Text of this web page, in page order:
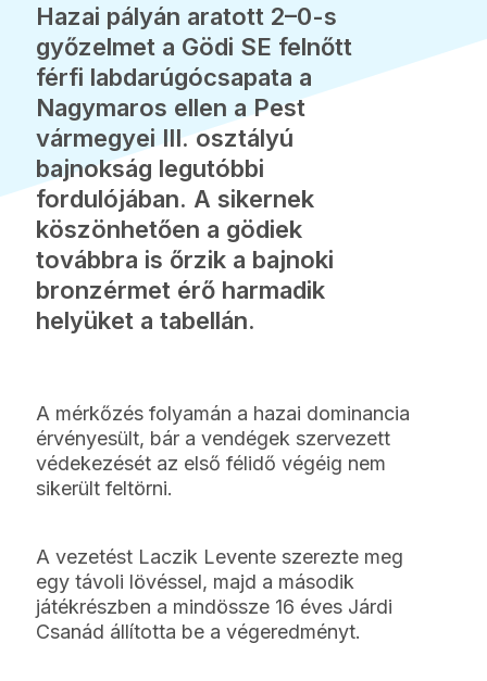
Hazai pályán aratott 2–0-s
győzelmet a Gödi SE felnőtt
férfi labdarúgócsapata a
Nagymaros ellen a Pest
vármegyei III. osztályú
bajnokság legutóbbi
fordulójában. A sikernek
köszönhetően a gödiek
továbbra is őrzik a bajnoki
bronzérmet érő harmadik
helyüket a tabellán.
A mérkőzés folyamán a hazai dominancia
érvényesült, bár a vendégek szervezett
védekezését az első félidő végéig nem
sikerült feltörni.
A vezetést Laczik Levente szerezte meg
egy távoli lövéssel, majd a második
játékrészben a mindössze 16 éves Járdi
Csanád állította be a végeredményt.